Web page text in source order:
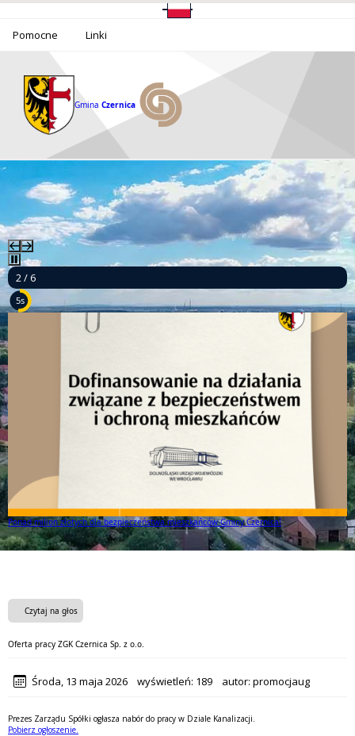
Pomocne Linki
Gmina Czernica
2 / 6
3s
Ponad milion złotych dla bezpieczeństwa mieszkańców Gminy Czernica!
Ponad milion złotych dla bezpieczeństwa mieszkańców Gminy Czernica!
Czytaj na głos
Oferta pracy ZGK Czernica Sp. z o.o.
Środa, 13 maja 2026 wyświetleń: 189 autor: promocjaug
Prezes Zarządu Spółki ogłasza nabór do pracy w Dziale Kanalizacji.
Pobierz ogłoszenie.